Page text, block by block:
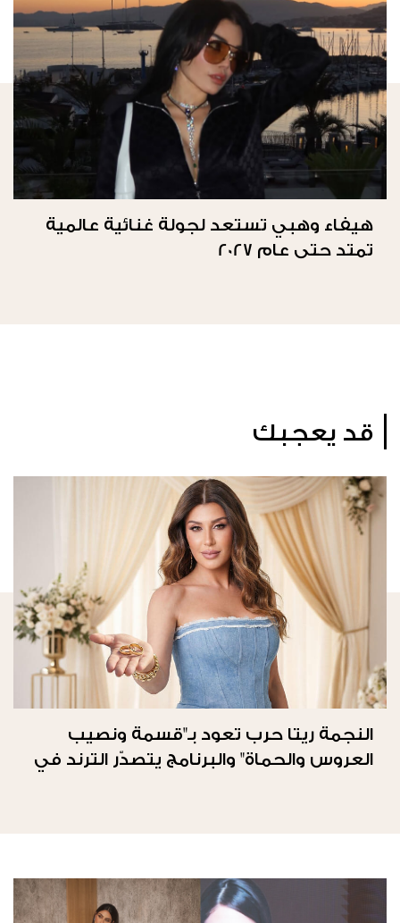
هيفاء وهبي تستعد لجولة غنائية عالمية
تمتد حتى عام 2027
قد يعجبك
النجمة ريتا حرب تعود بـ"قسمة ونصيب
العروس والحماة" والبرنامج يتصدّر الترند في